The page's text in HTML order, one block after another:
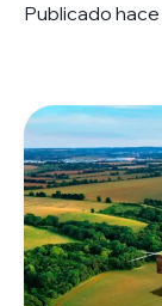
Publicado